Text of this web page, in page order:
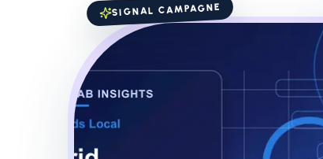
SIGNAL CAMPAGNE